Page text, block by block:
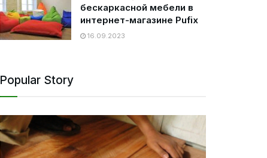
бескаркасной мебели в
интернет-магазине Pufix
16.09.2023
Popular Story